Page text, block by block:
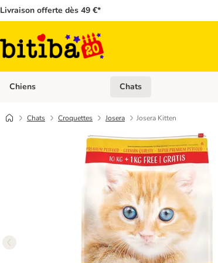
Livraison offerte dès 49 €*
Chiens Dérouler les catégories: Chiens
Chats
Chats Croquettes Josera Josera Kitten